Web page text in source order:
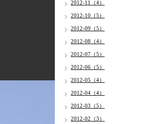
2012-11（4）
2012-10（5）
2012-09（5）
2012-08（4）
2012-07（5）
2012-06（5）
2012-05（4）
2012-04（4）
2012-03（5）
2012-02（3）